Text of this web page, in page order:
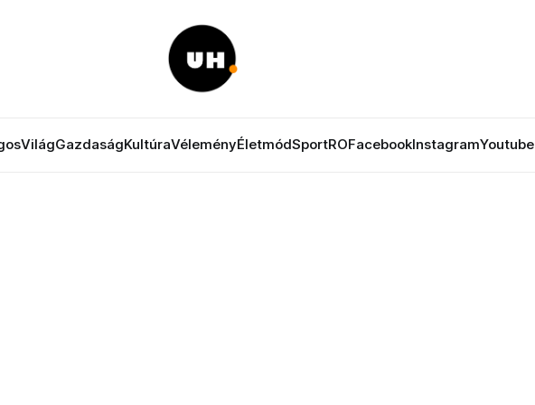
VilágGazdaságKultúraVéleményÉletmódSportROFacebookInstagramYoutube